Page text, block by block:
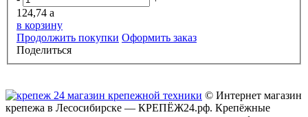
124,74 a
в корзину
Продолжить покупки Оформить заказ
Поделиться
© Интернет магазин
крепежа в Лесосибирске — КРЕПЁЖ24.рф. Крепёжные